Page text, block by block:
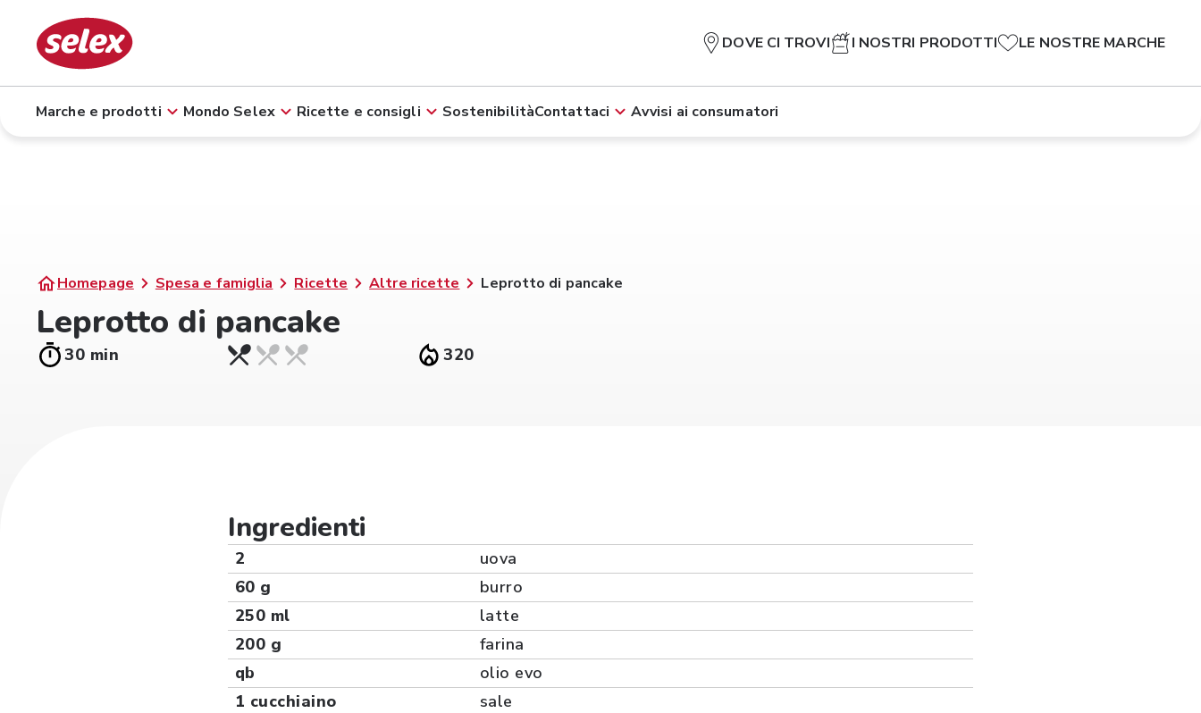
DOVE CI TROVI I NOSTRI PRODOTTI LE NOSTRE MARCHE
Marche e prodotti Mondo Selex Ricette e consigli SostenibilitàContattaci Avvisi ai consumatori
Homepage Spesa e famiglia Ricette Altre ricette Leprotto di pancake
Leprotto di pancake
30 min 320
Ingredienti
2
uova
60 g
burro
250 ml
latte
200 g
farina
qb
olio evo
1 cucchiaino
sale